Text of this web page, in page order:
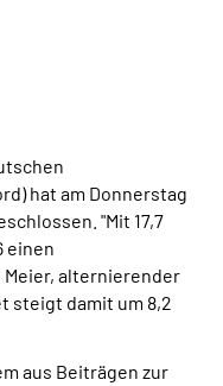
hat am Donnerstag
"Mit 17,7
einen
alternierender
steigt damit um 8,2
aus Beiträgen zur